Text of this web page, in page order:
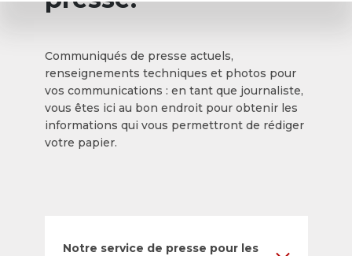
Communiqués de presse actuels,
renseignements techniques et photos pour
vos communications : en tant que journaliste,
vous êtes ici au bon endroit pour obtenir les
informations qui vous permettront de rédiger
votre papier.
Notre service de presse pour les